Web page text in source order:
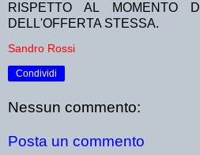
RISPETTO AL MOMENTO
DELL'OFFERTA STESSA.
Sandro Rossi
Condividi
Nessun commento:
Posta un commento